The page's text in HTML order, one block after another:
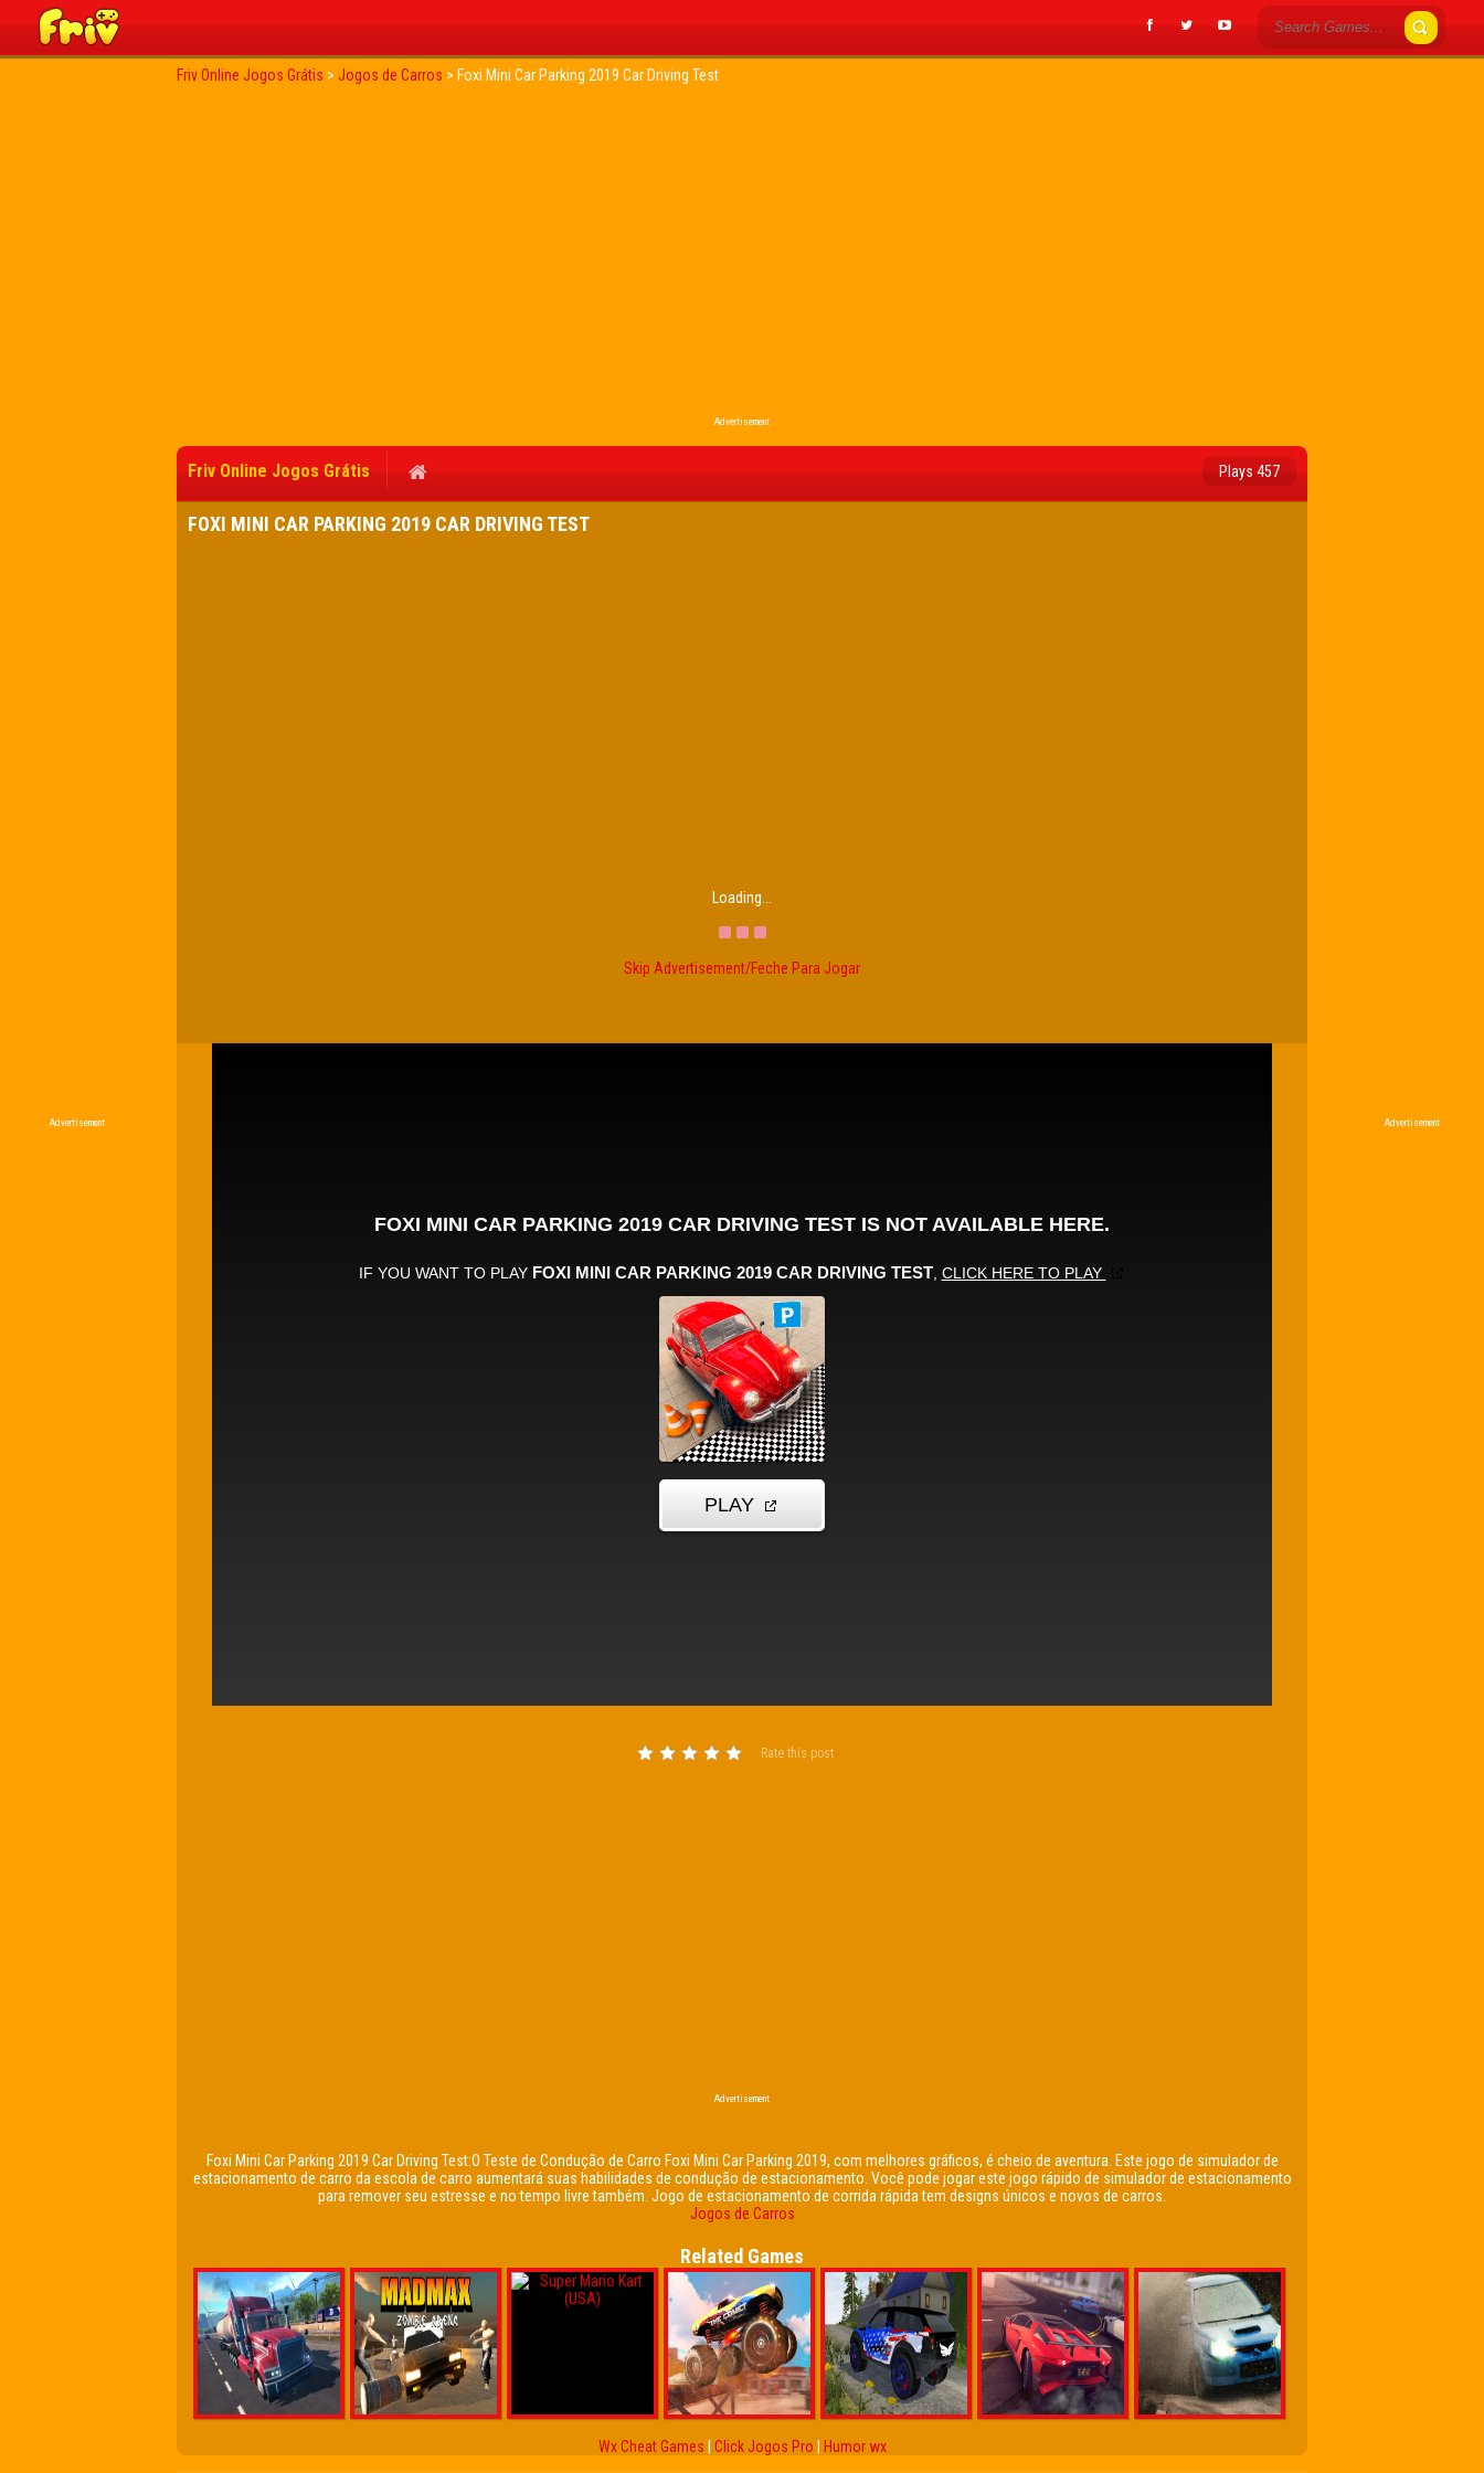
Friv Online Jogos Grátis > Jogos de Carros > Foxi Mini Car Parking 2019 Car Driving Test
Advertisement
Advertisement
Friv Online Jogos Grátis Plays 457
FOXI MINI CAR PARKING 2019 CAR DRIVING TEST
Loading...
Skip Advertisement/Feche Para Jogar
Rate this post
Advertisement
Foxi Mini Car Parking 2019 Car Driving Test:O Teste de Condução de Carro Foxi Mini Car Parking 2019, com melhores gráficos, é cheio de aventura. Este jogo de simulador de
estacionamento de carro da escola de carro aumentará suas habilidades de condução de estacionamento. Você pode jogar este jogo rápido de simulador de estacionamento
para remover seu estresse e no tempo livre também. Jogo de estacionamento de corrida rápida tem designs únicos e novos de carros.
Jogos de Carros
Related Games
Wx Cheat Games Click Jogos Pro Humor wx
Advertisement